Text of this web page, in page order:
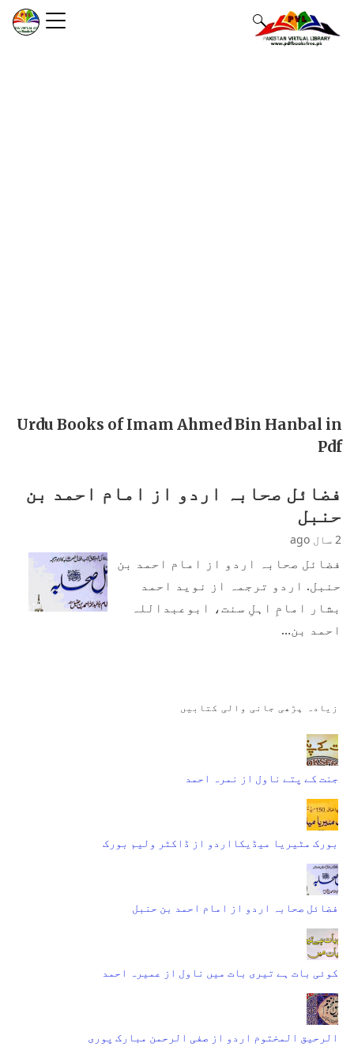
Urdu Books of Imam Ahmed Bin Hanbal in
Pdf
فضائل صحابہ اردو از امام احمد بن
حنبل
2 سال ago
فضائل صحابہ اردو از امام احمد بن
حنبل. اردو ترجمہ از نوید احمد
بشار امامِ اہلِ سنت، ابوعبداللہ
احمد بن…
زیادہ پڑھی جانی والی کتابیں
جنت کے پتے ناول از نمرہ احمد
بورک مٹیریا میڈیکااردو از ڈاکٹر ولیم بورک
فضائل صحابہ اردو از امام احمد بن حنبل
کوئی بات ہے تیری بات میں ناول از عمیرہ احمد
الرحیق المختوم اردو از صفی الرحمن مبارک پوری